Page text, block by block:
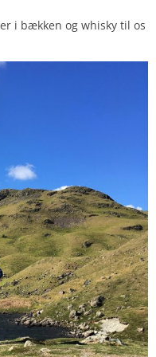
i bækken og whisky til os